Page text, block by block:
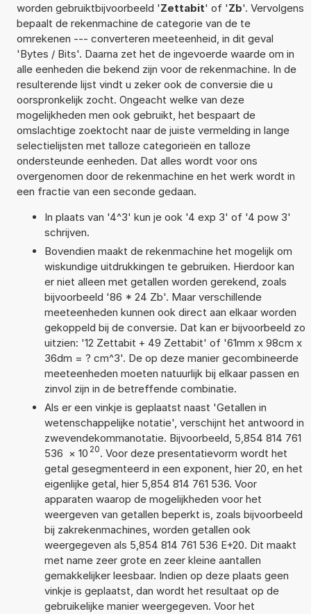
worden gebruiktbijvoorbeeld 'Zettabit' of 'Zb'. Vervolgens
bepaalt de rekenmachine de categorie van de te
omrekenen --- converteren meeteenheid, in dit geval
'Bytes / Bits'. Daarna zet het de ingevoerde waarde om in
alle eenheden die bekend zijn voor de rekenmachine. In de
resulterende lijst vindt u zeker ook de conversie die u
oorspronkelijk zocht. Ongeacht welke van deze
mogelijkheden men ook gebruikt, het bespaart de
omslachtige zoektocht naar de juiste vermelding in lange
selectielijsten met talloze categorieën en talloze
ondersteunde eenheden. Dat alles wordt voor ons
overgenomen door de rekenmachine en het werk wordt in
een fractie van een seconde gedaan.
In plaats van '4^3' kun je ook '4 exp 3' of '4 pow 3'
schrijven.
Bovendien maakt de rekenmachine het mogelijk om
wiskundige uitdrukkingen te gebruiken. Hierdoor kan
er niet alleen met getallen worden gerekend, zoals
bijvoorbeeld '86 * 24 Zb'. Maar verschillende
meeteenheden kunnen ook direct aan elkaar worden
gekoppeld bij de conversie. Dat kan er bijvoorbeeld zo
uitzien: '12 Zettabit + 49 Zettabit' of '61mm x 98cm x
36dm = ? cm^3'. De op deze manier gecombineerde
meeteenheden moeten natuurlijk bij elkaar passen en
zinvol zijn in de betreffende combinatie.
Als er een vinkje is geplaatst naast 'Getallen in
wetenschappelijke notatie', verschijnt het antwoord in
zwevendekommanotatie. Bijvoorbeeld, 5,854 814 761
536 × 10 20. Voor deze presentatievorm wordt het
getal gesegmenteerd in een exponent, hier 20, en het
eigenlijke getal, hier 5,854 814 761 536. Voor
apparaten waarop de mogelijkheden voor het
weergeven van getallen beperkt is, zoals bijvoorbeeld
bij zakrekenmachines, worden getallen ook
weergegeven als 5,854 814 761 536 E+20. Dit maakt
met name zeer grote en zeer kleine aantallen
gemakkelijker leesbaar. Indien op deze plaats geen
vinkje is geplaatst, dan wordt het resultaat op de
gebruikelijke manier weergegeven. Voor het